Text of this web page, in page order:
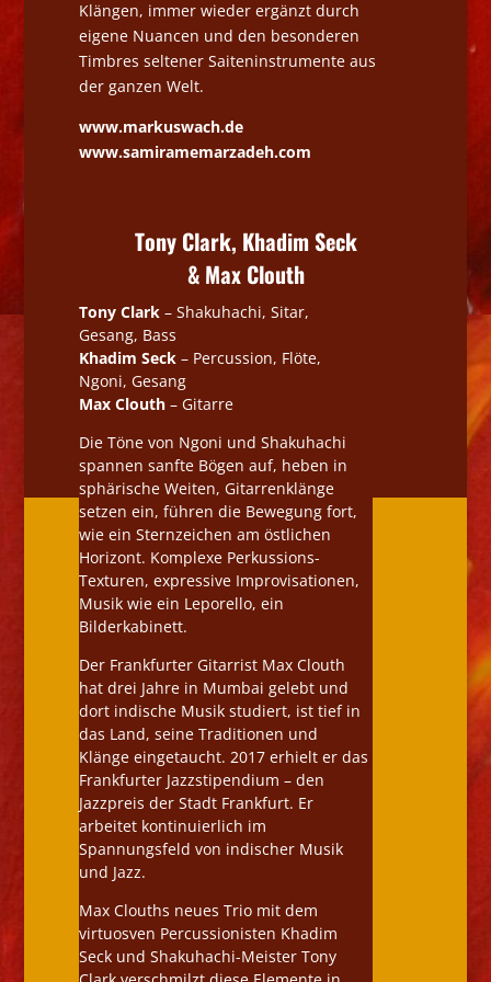
Klängen, immer wieder ergänzt durch
eigene Nuancen und den besonderen
Timbres seltener Saiteninstrumente aus
der ganzen Welt.
www.markuswach.de
www.samiramemarzadeh.com
Tony Clark, Khadim Seck
& Max Clouth
Tony Clark – Shakuhachi, Sitar,
Gesang, Bass
Khadim Seck – Percussion, Flöte,
Ngoni, Gesang
Max Clouth – Gitarre
Die Töne von Ngoni und Shakuhachi
spannen sanfte Bögen auf, heben in
sphärische Weiten, Gitarrenklänge
setzen ein, führen die Bewegung fort,
wie ein Sternzeichen am östlichen
Horizont. Komplexe Perkussions-
Texturen, expressive Improvisationen,
Musik wie ein Leporello, ein
Bilderkabinett.
Der Frankfurter Gitarrist Max Clouth
hat drei Jahre in Mumbai gelebt und
dort indische Musik studiert, ist tief in
das Land, seine Traditionen und
Klänge eingetaucht. 2017 erhielt er das
Frankfurter Jazzstipendium – den
Jazzpreis der Stadt Frankfurt. Er
arbeitet kontinuierlich im
Spannungsfeld von indischer Musik
und Jazz.
Max Clouths neues Trio mit dem
virtuosven Percussionisten Khadim
Seck und Shakuhachi-Meister Tony